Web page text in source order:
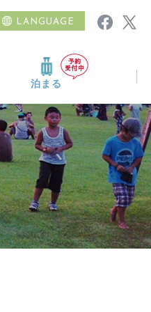
LANGUAGE
泊まる